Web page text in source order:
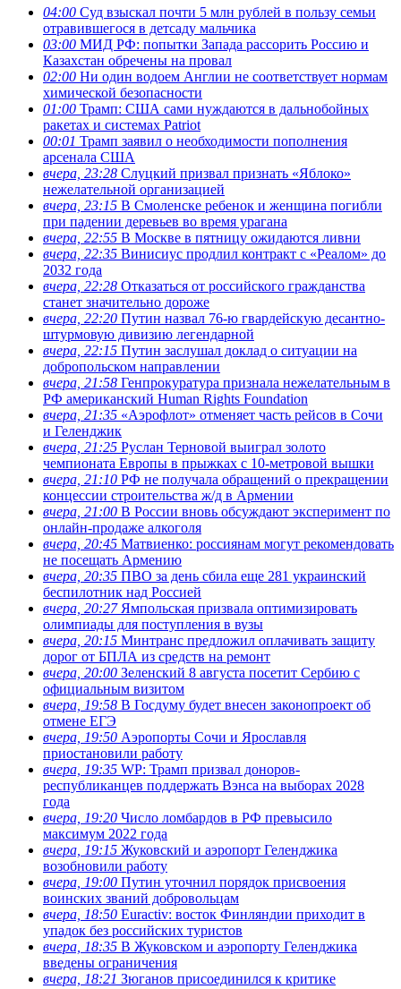
04:00 Суд взыскал почти 5 млн рублей в пользу семьи
отравившегося в детсаду мальчика
03:00 МИД РФ: попытки Запада рассорить Россию и
Казахстан обречены на провал
02:00 Ни один водоем Англии не соответствует нормам
химической безопасности
01:00 Трамп: США сами нуждаются в дальнобойных
ракетах и системах Patriot
00:01 Трамп заявил о необходимости пополнения
арсенала США
вчера, 23:28 Слуцкий призвал признать «Яблоко»
нежелательной организацией
вчера, 23:15 В Смоленске ребенок и женщина погибли
при падении деревьев во время урагана
вчера, 22:55 В Москве в пятницу ожидаются ливни
вчера, 22:35 Винисиус продлил контракт с «Реалом» до
2032 года
вчера, 22:28 Отказаться от российского гражданства
станет значительно дороже
вчера, 22:20 Путин назвал 76-ю гвардейскую десантно-
штурмовую дивизию легендарной
вчера, 22:15 Путин заслушал доклад о ситуации на
добропольском направлении
вчера, 21:58 Генпрокуратура признала нежелательным в
РФ американский Human Rights Foundation
вчера, 21:35 «Аэрофлот» отменяет часть рейсов в Сочи
и Геленджик
вчера, 21:25 Руслан Терновой выиграл золото
чемпионата Европы в прыжках с 10-метровой вышки
вчера, 21:10 РФ не получала обращений о прекращении
концессии строительства ж/д в Армении
вчера, 21:00 В России вновь обсуждают эксперимент по
онлайн-продаже алкоголя
вчера, 20:45 Матвиенко: россиянам могут рекомендовать
не посещать Армению
вчера, 20:35 ПВО за день сбила еще 281 украинский
беспилотник над Россией
вчера, 20:27Ямпольская призвала оптимизировать
олимпиады для поступления в вузы
вчера, 20:15 Минтранс предложил оплачивать защиту
дорог от БПЛА из средств на ремонт
вчера, 20:00 Зеленский 8 августа посетит Сербию с
официальным визитом
вчера, 19:58 В Госдуму будет внесен законопроект об
отмене ЕГЭ
вчера, 19:50 Аэропорты Сочи и Ярославля
приостановили работу
вчера, 19:35 WP: Трамп призвал доноров-
республиканцев поддержать Вэнса на выборах 2028
года
вчера, 19:20 Число ломбардов в РФ превысило
максимум 2022 года
вчера, 19:15 Жуковский и аэропорт Геленджика
возобновили работу
вчера, 19:00 Путин уточнил порядок присвоения
воинских званий добровольцам
вчера, 18:50 Euractiv: восток Финляндии приходит в
упадок без российских туристов
вчера, 18:35 В Жуковском и аэропорту Геленджика
введены ограничения
вчера, 18:21 Зюганов присоединился к критике